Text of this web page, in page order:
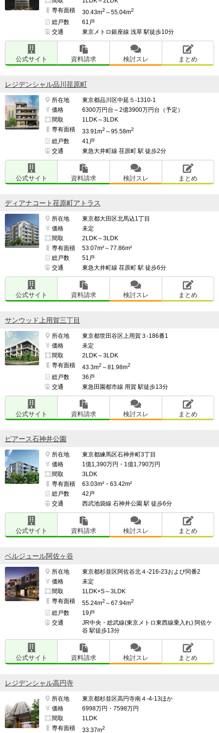
専有面積
30.43m2 ～55.04m2
総戸数
61戸
交通
東京メトロ銀座線 浅草 駅徒歩10分
公式サイト 資料請求 検討スレ まとめ
レジデンシャル品川荏原町
所在地
東京都品川区中延５-1310-1
価格
6300万円台～2億3900万円台（予定）
間取
1LDK～3LDK
専有面積
33.91m2 ～95.58m2
総戸数
41戸
交通
東急大井町線 荏原町 駅 徒歩2分
公式サイト 資料請求 検討スレ まとめ
ディアナコート荏原町アトラス
所在地
東京都大田区北馬込1丁目
価格
未定
間取
2LDK～3LDK
専有面積
53.07m²～77.86m²
総戸数
51戸
交通
東急大井町線 荏原町 駅 徒歩6分
公式サイト 資料請求 検討スレ まとめ
サンウッド上用賀三丁目
所在地
東京都世田谷区上用賀３-186番1
価格
未定
間取
2LDK～3LDK
専有面積
43.3m2 ～81.98m2
総戸数
36戸
交通
東急田園都市線 用賀 駅徒歩13分
公式サイト 資料請求 検討スレ まとめ
ピアース石神井公園
所在地
東京都練馬区石神井町3丁目
価格
1億1,390万円・1億1,790万円
間取
3LDK
専有面積
63.03m²・63.42m²
総戸数
42戸
交通
西武池袋線 石神井公園 駅 徒歩6分
公式サイト 資料請求 検討スレ まとめ
ベルジュール阿佐ヶ谷
所在地
東京都杉並区阿佐谷北４-216-23および同番2
価格
未定
間取
1LDK+S～3LDK
専有面積
55.24m2 ～67.94m2
総戸数
19戸
交通
JR中央・総武線(東京メトロ東西線乗入れ) 阿佐ケ
谷 駅徒歩13分
公式サイト 資料請求 検討スレ まとめ
レジデンシャル高円寺
所在地
東京都杉並区高円寺南４-4-13ほか
価格
6998万円・7598万円
間取
1LDK
専有面積
33.37m2